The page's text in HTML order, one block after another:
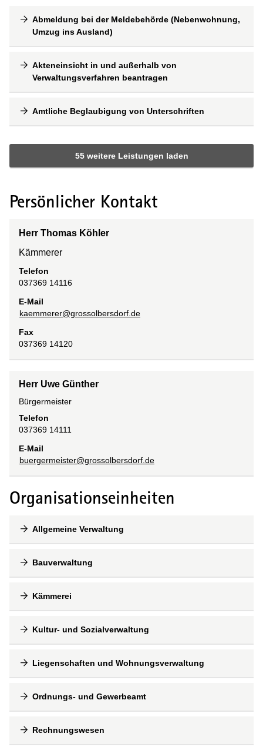
Abmeldung bei der Meldebehörde (Nebenwohnung,
Umzug ins Ausland)
Akteneinsicht in und außerhalb von
Verwaltungsverfahren beantragen
Amtliche Beglaubigung von Unterschriften
55 weitere Leistungen laden
Persönlicher Kontakt
Herr Thomas Köhler
Kämmerer
Telefon
037369 14116
E-Mail
kaemmerer@grossolbersdorf.de
Fax
037369 14120
Herr Uwe Günther
Bürgermeister
Telefon
037369 14111
E-Mail
buergermeister@grossolbersdorf.de
Organisationseinheiten
Allgemeine Verwaltung
Bauverwaltung
Kämmerei
Kultur- und Sozialverwaltung
Liegenschaften und Wohnungsverwaltung
Ordnungs- und Gewerbeamt
Rechnungswesen